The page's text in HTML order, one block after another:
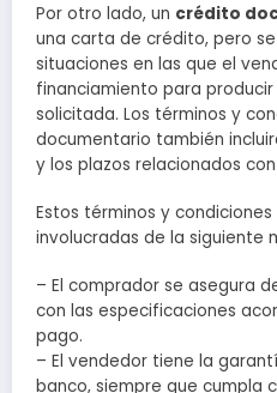
Por otro lado, un crédito
una carta de crédito, pero
situaciones en las que el
financiamiento para
solicitada. Los términos y
documentario también
y los plazos relacionados
Estos términos y
involucradas de la siguiente
– El comprador se asegura
con las especificaciones
pago.
– El vendedor tiene la
banco, siempre que cumpla